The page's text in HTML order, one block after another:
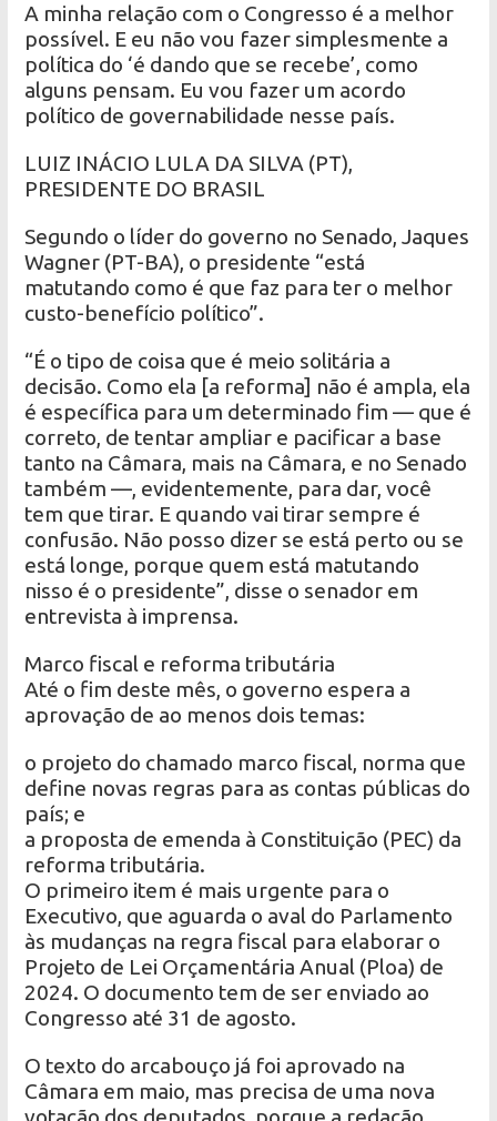
A minha relação com o Congresso é a melhor
possível. E eu não vou fazer simplesmente a
política do ‘é dando que se recebe’, como
alguns pensam. Eu vou fazer um acordo
político de governabilidade nesse país.
LUIZ INÁCIO LULA DA SILVA (PT),
PRESIDENTE DO BRASIL
Segundo o líder do governo no Senado, Jaques
Wagner (PT-BA), o presidente “está
matutando como é que faz para ter o melhor
custo-benefício político”.
“É o tipo de coisa que é meio solitária a
decisão. Como ela [a reforma] não é ampla, ela
é específica para um determinado fim — que é
correto, de tentar ampliar e pacificar a base
tanto na Câmara, mais na Câmara, e no Senado
também —, evidentemente, para dar, você
tem que tirar. E quando vai tirar sempre é
confusão. Não posso dizer se está perto ou se
está longe, porque quem está matutando
nisso é o presidente”, disse o senador em
entrevista à imprensa.
Marco fiscal e reforma tributária
Até o fim deste mês, o governo espera a
aprovação de ao menos dois temas:
o projeto do chamado marco fiscal, norma que
define novas regras para as contas públicas do
país; e
a proposta de emenda à Constituição (PEC) da
reforma tributária.
O primeiro item é mais urgente para o
Executivo, que aguarda o aval do Parlamento
às mudanças na regra fiscal para elaborar o
Projeto de Lei Orçamentária Anual (Ploa) de
2024. O documento tem de ser enviado ao
Congresso até 31 de agosto.
O texto do arcabouço já foi aprovado na
Câmara em maio, mas precisa de uma nova